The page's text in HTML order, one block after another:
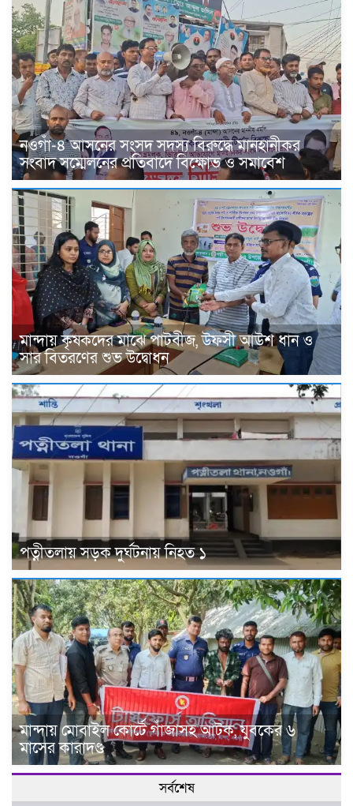
নওগাঁ-৪ আসনের সংসদ সদস্য বিরুদ্ধে মানহানীকর
সংবাদ সম্মেলনের প্রতিবাদে বিক্ষোভ ও সমাবেশ
মান্দায় কৃষকদের মাঝে পাটবীজ, উফসী আউশ ধান ও
সার বিতরণের শুভ উদ্বোধন
পত্নীতলায় সড়ক দুর্ঘটনায় নিহত ১
মান্দায় মোবাইল কোর্টে গাঁজাসহ আটক, যুবকের ৬
মাসের কারাদণ্ড
সর্বশেষ